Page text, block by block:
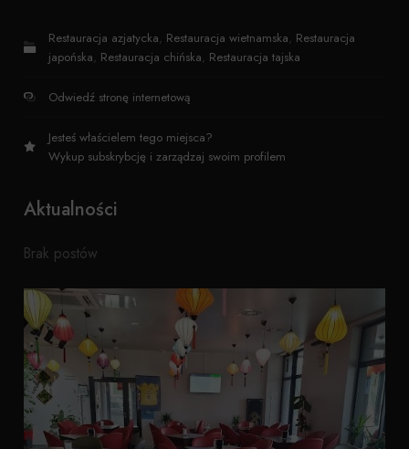
Restauracja azjatycka, Restauracja wietnamska, Restauracja
japońska, Restauracja chińska, Restauracja tajska
Odwiedź stronę internetową
Jesteś właścielem tego miejsca?
Wykup subskrybcję i zarządzaj swoim profilem
Aktualności
Brak postów